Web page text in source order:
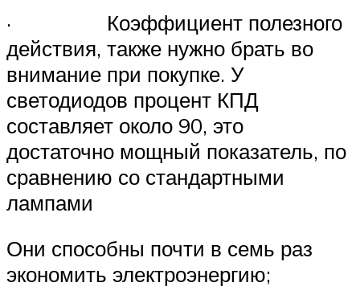
· Коэффициент полезного
действия, также нужно брать во
внимание при покупке. У
светодиодов процент КПД
составляет около 90, это
достаточно мощный показатель, по
сравнению со стандартными
лампами
Они способны почти в семь раз
экономить электроэнергию;